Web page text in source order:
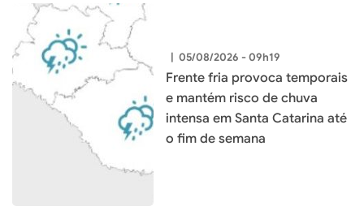
| 05/08/2026 - 09h19
Frente fria provoca temporais
e mantém risco de chuva
intensa em Santa Catarina até
o fim de semana